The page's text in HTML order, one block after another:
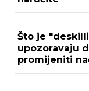
Što je
upozoravaju
promijeniti